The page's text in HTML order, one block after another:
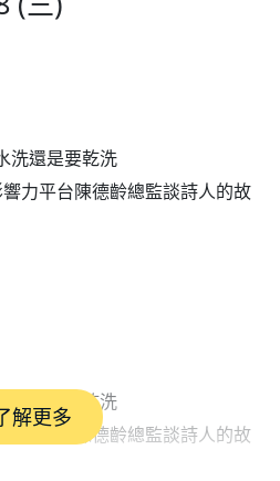
洗還是要乾洗
力平台陳德齡總監談詩人的故
洗還是要乾洗
力平台陳德齡總監談詩人的故
解更多